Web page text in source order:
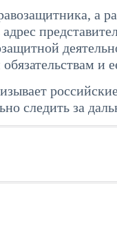
а
и
следить за